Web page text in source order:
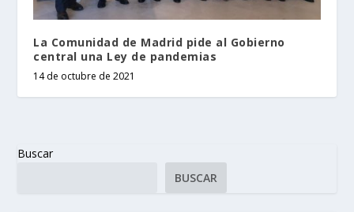
La Comunidad de Madrid pide al Gobierno
central una Ley de pandemias
14 de octubre de 2021
Buscar
BUSCAR